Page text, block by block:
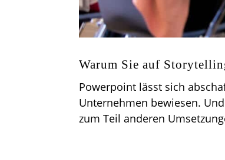
Warum Sie auf
Powerpoint lässt sich
Unternehmen bewiesen.
zum Teil anderen